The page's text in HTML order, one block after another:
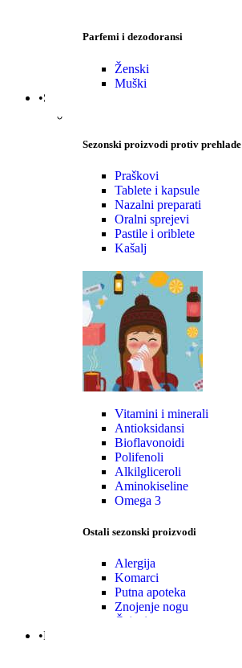
Parfemi i dezodoransi
Ženski
Muški
•Sezonski proizvodi
Sezonski proizvodi protiv prehlade
Praškovi
Tablete i kapsule
Nazalni preparati
Oralni sprejevi
Pastile i oriblete
Kašalj
Vitamini i minerali
Antioksidansi
Bioflavonoidi
Polifenoli
Alkilgliceroli
Aminokiseline
Omega 3
Ostali sezonski proizvodi
Alergija
Komarci
Putna apoteka
Znojenje nogu
Čajevi
•Mama|Bebe|Polno zdrav.